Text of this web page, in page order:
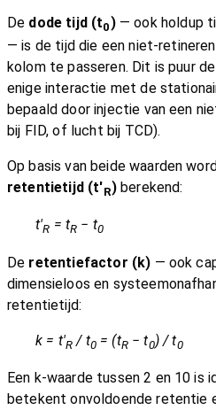
De dode tijd (t0)— ook holdup
— is de tijd die een niet-
kolom te passeren. Dit is puur
enige interactie met de
bepaald door injectie van een
bij FID, of lucht bij TCD).
Op basis van beide waarden
retentietijd (t'R)berekend:
t'R = tR − t0
De retentiefactor (k) — ook
dimensieloos en
retentietijd:
k = t'R / t0= (tR− t0) / t0
Een k-waarde tussen 2 en 10 is
betekent onvoldoende retentie